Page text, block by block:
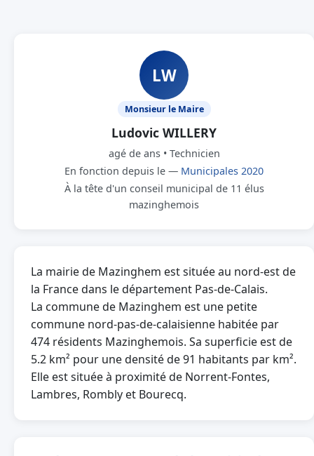
LW
Monsieur le Maire
Ludovic WILLERY
agé de ans • Technicien
En fonction depuis le — Municipales 2020
À la tête d'un conseil municipal de 11 élus
mazinghemois
La mairie de Mazinghem est située au nord-est de
la France dans le département Pas-de-Calais.
La commune de Mazinghem est une petite
commune nord-pas-de-calaisienne habitée par
474 résidents Mazinghemois. Sa superficie est de
5.2 km² pour une densité de 91 habitants par km².
Elle est située à proximité de Norrent-Fontes,
Lambres, Rombly et Bourecq.